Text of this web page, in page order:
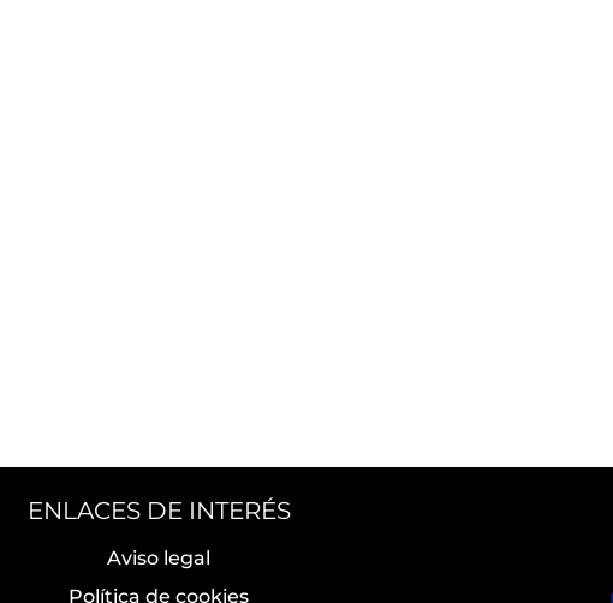
ENLACES DE INTERÉS
Aviso legal
Política de cookies